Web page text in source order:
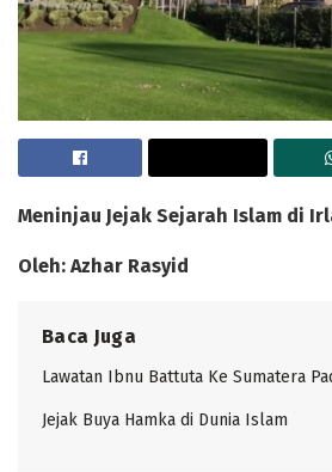
Meninjau Jejak Sejarah Islam di
Oleh: Azhar Rasyid
Baca Juga
Lawatan Ibnu Battuta Ke Sumatera
Jejak Buya Hamka di Dunia Islam